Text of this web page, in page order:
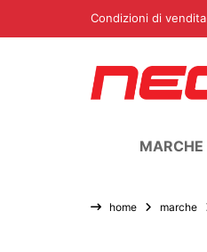
Condizioni di vendita
MARCHE
home marche